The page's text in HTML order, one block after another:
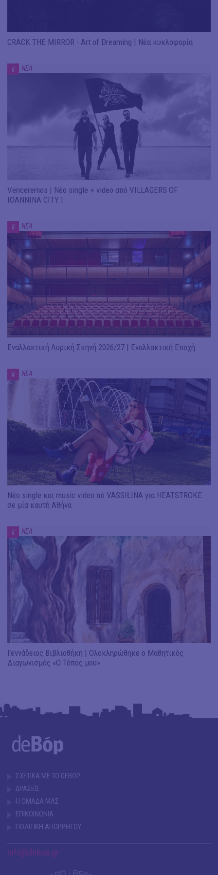
CRACK THE MIRROR - Art of Dreaming | Νέα κυκλοφορία
# ΝΕΑ
Venceremos | Νέο single + video από VILLAGERS OF
IOANNINA CITY |
# ΝΕΑ
Εναλλακτική Λυρική Σκηνή 2026/27 | Εναλλακτική Εποχή
# ΝΕΑ
Νέο single και music video πό VASSIŁINA για HEATSTROKE
σε μία καυτή Αθήνα
# ΝΕΑ
Γεννάδειος Βιβλιοθήκη | Ολοκληρώθηκε ο Μαθητικός
Διαγωνισμός «Ο Τόπος μου»
ΣΧΕΤΙΚΑ ΜΕ ΤΟ DEBOP
ΔΡΑΣΕΙΣ
Η ΟΜΑΔΑ ΜΑΣ
ΕΠΙΚΟΙΝΩΝΙΑ
ΠΟΛΙΤΙΚΗ ΑΠΟΡΡΗΤΟΥ
info@debop.gr